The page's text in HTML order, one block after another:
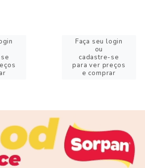
Faça seu login
ou
cadastre-se
para ver preços
e comprar